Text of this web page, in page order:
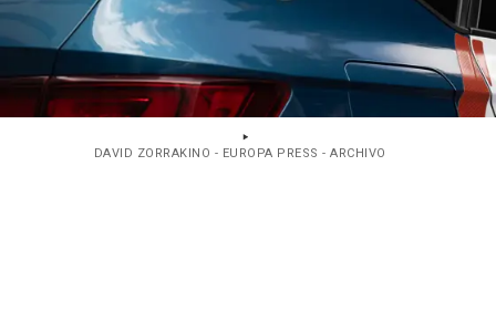
DAVID ZORRAKINO - EUROPA PRESS - ARCHIVO